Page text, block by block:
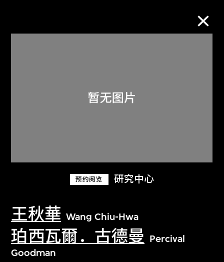
预约阅览 研究中心
王秋華 Wang Chiu-Hwa
珀西瓦爾．古德曼 Percival
Goodman
关于M+藏品
探索世界顶级的二十及二十一世纪视觉
文化藏品。